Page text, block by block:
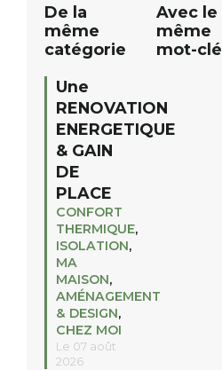
De la
même
catégorie
Une
RENOVATION
ENERGETIQUE
& GAIN
DE
PLACE
CONFORT
THERMIQUE,
ISOLATION,
MA
MAISON,
AMÉNAGEMENT
& DESIGN,
CHEZ MOI
Le 07 août
2026
Avec le
même
mot-clé